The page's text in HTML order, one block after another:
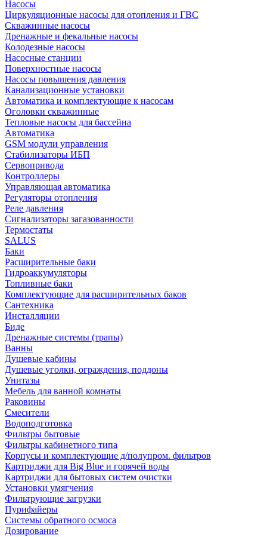
Насосы
Циркуляционные насосы для отопления и ГВС
Скважинные насосы
Дренажные и фекальные насосы
Колодезные насосы
Насосные станции
Поверхностные насосы
Насосы повышения давления
Канализационные установки
Автоматика и комплектующие к насосам
Оголовки скважинные
Тепловые насосы для бассейна
Автоматика
GSM модули управления
Стабилизаторы ИБП
Сервопривода
Контроллеры
Управляющая автоматика
Регуляторы отопления
Реле давления
Сигнализаторы загазованности
Термостаты
SALUS
Баки
Расширительные баки
Гидроаккумуляторы
Топливные баки
Комплектующие для расширительных баков
Сантехника
Инсталляции
Биде
Дренажные системы (трапы)
Ванны
Душевые кабины
Душевые уголки, ограждения, поддоны
Унитазы
Мебель для ванной комнаты
Раковины
Смесители
Водоподготовка
Фильтры бытовые
Фильтры кабинетного типа
Корпусы и комплектующие д/полупром. фильтров
Картриджи для Big Blue и горячей воды
Картриджи для бытовых систем очистки
Установки умягчения
Фильтрующие загрузки
Пурифайеры
Системы обратного осмоса
Дозирование